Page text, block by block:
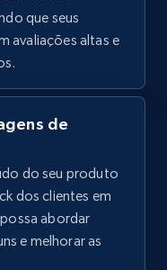
by shop url
Currency, Initial
and more.
Detailed
and more.
que seus
avaliações altas e
de
do seu produto
dos clientes em
abordar
e melhorar as